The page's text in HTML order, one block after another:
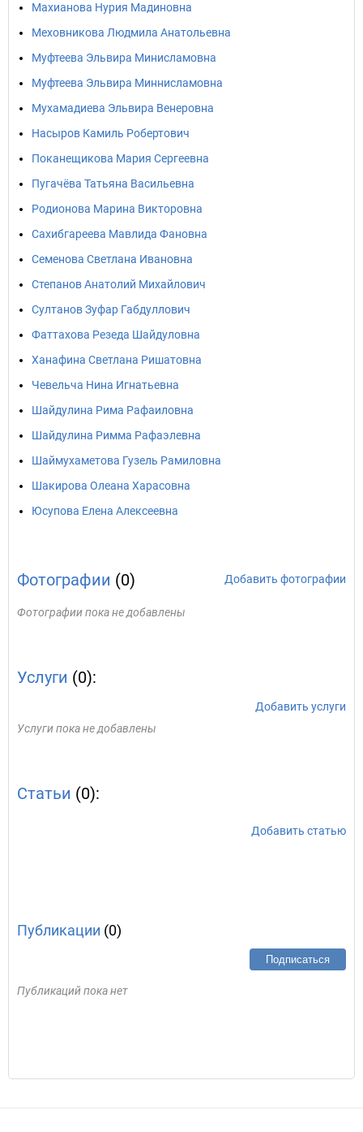
Махианова Нурия Мадиновна
Меховникова Людмила Анатольевна
Муфтеева Эльвира Минисламовна
Муфтеева Эльвира Миннисламовна
Мухамадиева Эльвира Венеровна
Насыров Камиль Робертович
Поканещикова Мария Сергеевна
Пугачёва Татьяна Васильевна
Родионова Марина Викторовна
Сахибгареева Мавлида Фановна
Семенова Светлана Ивановна
Степанов Анатолий Михайлович
Султанов Зуфар Габдуллович
Фаттахова Резеда Шайдуловна
Ханафина Светлана Ришатовна
Чевельча Нина Игнатьевна
Шайдулина Рима Рафаиловна
Шайдулина Римма Рафаэлевна
Шаймухаметова Гузель Рамиловна
Шакирова Олеана Харасовна
Юсупова Елена Алексеевна
Фотографии (0) Добавить фотографии
Фотографии пока не добавлены
Услуги (0):
Добавить услуги
Услуги пока не добавлены
Статьи (0):
Добавить статью
Публикации (0)
Подписаться
Публикаций пока нет